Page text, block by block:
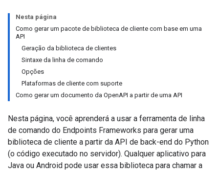
Nesta página
Como gerar um pacote de biblioteca de cliente com base em uma
API
Geração da biblioteca de clientes
Sintaxe da linha de comando
Opções
Plataformas de cliente com suporte
Como gerar um documento da OpenAPI a partir de uma API
Nesta página, você aprenderá a usar a ferramenta de linha
de comando do Endpoints Frameworks para gerar uma
biblioteca de cliente a partir da API de back-end do Python
(o código executado no servidor). Qualquer aplicativo para
Java ou Android pode usar essa biblioteca para chamar a